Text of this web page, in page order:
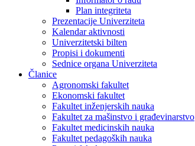
Plan integriteta
Prezentacije Univerziteta
Kalendar aktivnosti
Univerzitetski bilten
Propisi i dokumenti
Sednice organa Univerziteta
Članice
Agronomski fakultet
Ekonomski fakultet
Fakultet inženjerskih nauka
Fakultet za mašinstvo i građevinarstvo
Fakultet medicinskih nauka
Fakultet pedagoških nauka